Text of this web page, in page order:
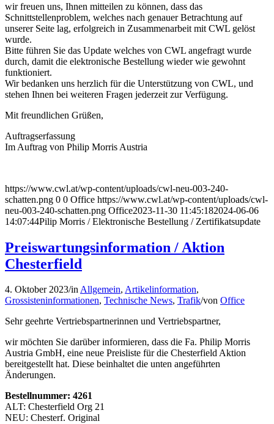
wir freuen uns, Ihnen mitteilen zu können, dass das
Schnittstellenproblem, welches nach genauer Betrachtung auf
unserer Seite lag, erfolgreich in Zusammenarbeit mit CWL gelöst
wurde.
Bitte führen Sie das Update welches von CWL angefragt wurde
durch, damit die elektronische Bestellung wieder wie gewohnt
funktioniert.
Wir bedanken uns herzlich für die Unterstützung von CWL, und
stehen Ihnen bei weiteren Fragen jederzeit zur Verfügung.
Mit freundlichen Grüßen,
Auftragserfassung
Im Auftrag von Philip Morris Austria
https://www.cwl.at/wp-content/uploads/cwl-neu-003-240-
schatten.png 0 0 Office https://www.cwl.at/wp-content/uploads/cwl-
neu-003-240-schatten.png Office2023-11-30 11:45:182024-06-06
14:07:44Pilip Morris / Elektronische Bestellung / Zertifikatsupdate
Preiswartungsinformation / Aktion
Chesterfield
4. Oktober 2023/inAllgemein, Artikelinformation,
Grossisteninformationen, Technische News, Trafik/von Office
Sehr geehrte Vertriebspartnerinnen und Vertriebspartner,
wir möchten Sie darüber informieren, dass die Fa. Philip Morris
Austria GmbH, eine neue Preisliste für die Chesterfield Aktion
bereitgestellt hat. Diese beinhaltet die unten angeführten
Änderungen.
Bestellnummer: 4261
ALT: Chesterfield Org 21
NEU: Chesterf. Original